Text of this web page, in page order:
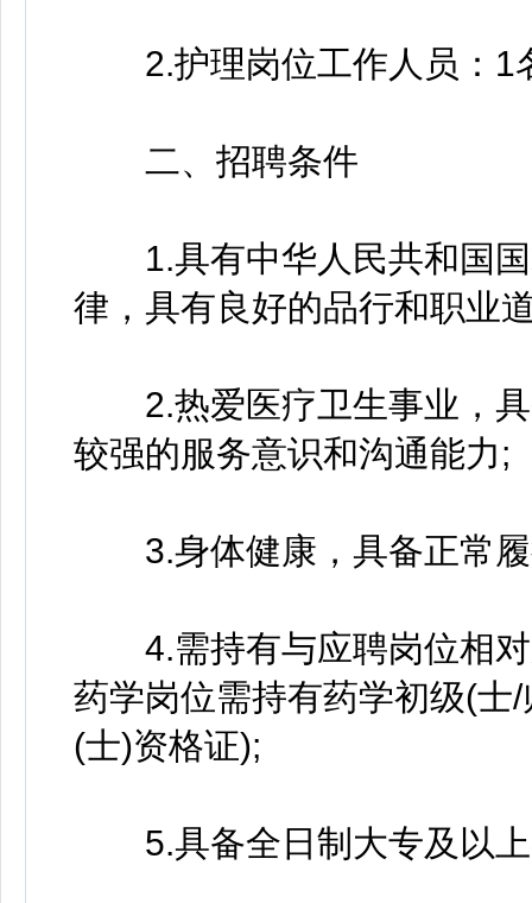
2.护理岗位工作人员：1
二、招聘条件
1.具有中华人民共和国国
律，具有良好的品行和职业
2.热爱医疗卫生事业，具
较强的服务意识和沟通能力;
3.身体健康，具备正常履
4.需持有与应聘岗位相对
药学岗位需持有药学初级(士
(士)资格证);
5.具备全日制大专及以上